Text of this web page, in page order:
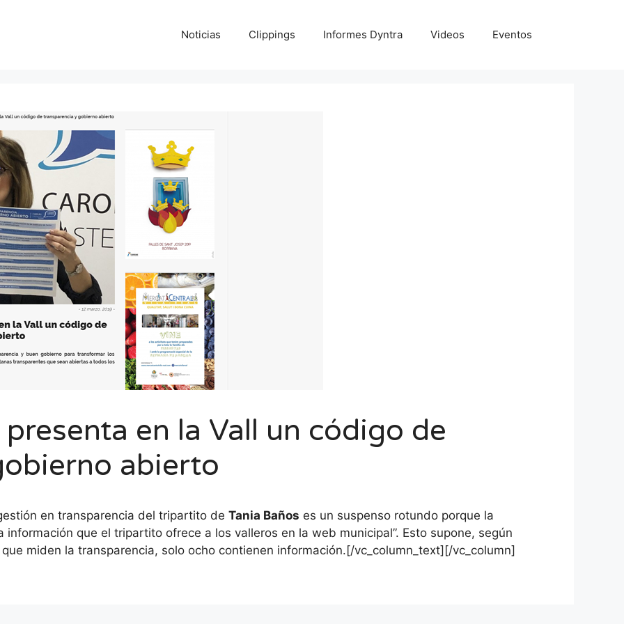
Noticias Clippings Informes Dyntra Videos Eventos
en la Vall un código de
abierto
en transparencia del tripartito de Tania Baños es un suspenso rotundo porque la
información que el tripartito ofrece a los valleros en la web municipal”. Esto supone, según
miden la transparencia, solo ocho contienen información.[/vc_column_text][/vc_column]